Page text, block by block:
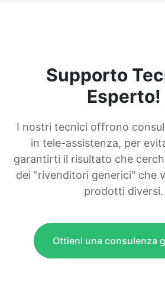
Supporto
Esperto!
I nostri tecnici offrono
in tele-assistenza, per
garantirti il risultato che
dei "rivenditori generici" che
prodotti diversi.
Ottieni una consulenza